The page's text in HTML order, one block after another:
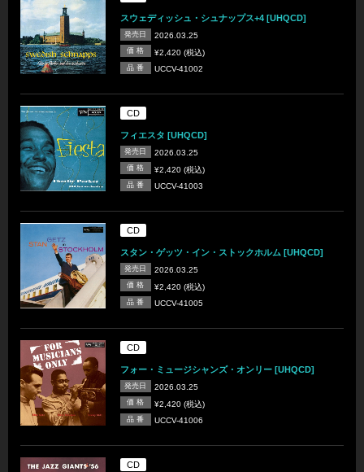
スウェディッシュ・シュナップス+4 [UHQCD]
発売日 2026.03.25
価 格 ¥2,420 (税込)
品 番 UCCV-41002
CD
フィエスタ [UHQCD]
発売日 2026.03.25
価 格 ¥2,420 (税込)
品 番 UCCV-41003
CD
スタン・ゲッツ・イン・ストックホルム [UHQCD]
発売日 2026.03.25
価 格 ¥2,420 (税込)
品 番 UCCV-41005
CD
フォー・ミュージシャンズ・オンリー [UHQCD]
発売日 2026.03.25
価 格 ¥2,420 (税込)
品 番 UCCV-41006
CD